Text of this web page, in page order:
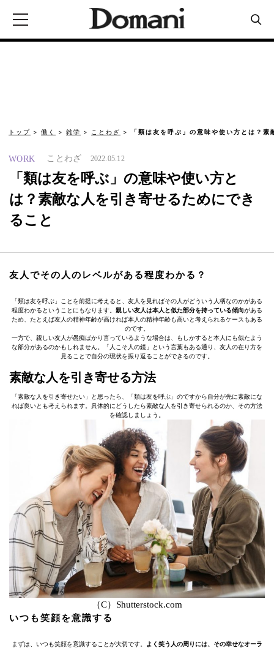
トップ 働く 雑学 ことわざ 「類は友を呼ぶ」の意味や使い方とは？
WORK ことわざ 2022.05.12
「類は友を呼ぶ」の意味や使い方と
は？素敵な人を引き寄せるためにでき
ること
友人でその人のレベルがある程度わかる？
「類は友を呼ぶ」ことを前提に考えると、友人を見ればその人がどういう人柄なのかがある
程度わかるということにもなります。 親しい友人は本人と似た部分を持っている傾向がある
ため、たとえば友人の精神年齢が高ければ本人の精神年齢も高いと考えられるケースもある
のです。
一方で、親しい友人が愚痴ばかり言っているような場合は、もしかすると本人にも似たよう
な部分があるのかもしれません。「人こそ人の鏡」という言葉もある通り、友人の在り方を
見ることで自分の現状を振り返ることができるのです。
素敵な人を引き寄せる方法
「素敵な人を引き寄せたい」と思ったら、「類は友を呼ぶ」のですから自分が先に素敵にな
れば良いとも考えられます。具体的にどうしたら素敵な人を引き寄せられるのか、その方法
を確認しましょう。
（C）Shutterstock.com
いつも笑顔を意識する
まずは、いつも笑顔を意識することが大切です。 よく笑う人の周りには、その幸せなオーラ